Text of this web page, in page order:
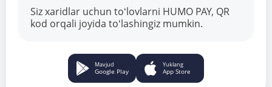
Siz xaridlar uchun toʻlovlarni HUMO PAY, QR
kod orqali joyida toʻlashingiz mumkin.
Mavjud
Google Play
Yuklang
App Store